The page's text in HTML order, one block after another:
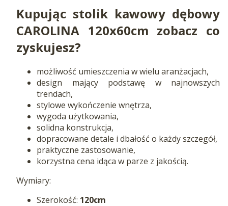
Kupując stolik kawowy dębowy
CAROLINA 120x60cm zobacz co
zyskujesz?
możliwość umieszczenia w wielu aranżacjach,
design mający podstawę w najnowszych
trendach,
stylowe wykończenie wnętrza,
wygoda użytkowania,
solidna konstrukcja,
dopracowane detale i dbałość o każdy szczegół,
praktyczne zastosowanie,
korzystna cena idąca w parze z jakością.
Wymiary:
Szerokość: 120cm